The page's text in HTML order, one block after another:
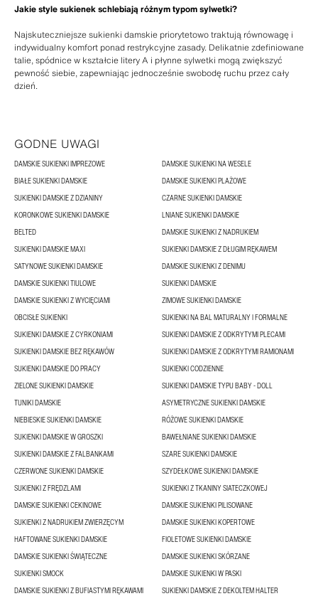
Jakie style sukienek schlebiają różnym typom sylwetki?
Najskuteczniejsze sukienki damskie priorytetowo traktują równowagę i
indywidualny komfort ponad restrykcyjne zasady. Delikatnie zdefiniowane
talie, spódnice w kształcie litery A i płynne sylwetki mogą zwiększyć
pewność siebie, zapewniając jednocześnie swobodę ruchu przez cały
dzień.
GODNE UWAGI
DAMSKIE SUKIENKI IMPREZOWE
DAMSKIE SUKIENKI NA WESELE
BIAŁE SUKIENKI DAMSKIE
DAMSKIE SUKIENKI PLAŻOWE
SUKIENKI DAMSKIE Z DZIANINY
CZARNE SUKIENKI DAMSKIE
KORONKOWE SUKIENKI DAMSKIE
LNIANE SUKIENKI DAMSKIE
BELTED
DAMSKIE SUKIENKI Z NADRUKIEM
SUKIENKI DAMSKIE MAXI
SUKIENKI DAMSKIE Z DŁUGIM RĘKAWEM
SATYNOWE SUKIENKI DAMSKIE
DAMSKIE SUKIENKI Z DENIMU
DAMSKIE SUKIENKI TIULOWE
SUKIENKI DAMSKIE
DAMSKIE SUKIENKI Z WYCIĘCIAMI
ZIMOWE SUKIENKI DAMSKIE
OBCISŁE SUKIENKI
SUKIENKI NA BAL MATURALNY I FORMALNE
SUKIENKI DAMSKIE Z CYRKONIAMI
SUKIENKI DAMSKIE Z ODKRYTYMI PLECAMI
SUKIENKI DAMSKIE BEZ RĘKAWÓW
SUKIENKI DAMSKIE Z ODKRYTYMI RAMIONAMI
SUKIENKI DAMSKIE DO PRACY
SUKIENKI CODZIENNE
ZIELONE SUKIENKI DAMSKIE
SUKIENKI DAMSKIE TYPU BABY - DOLL
TUNIKI DAMSKIE
ASYMETRYCZNE SUKIENKI DAMSKIE
NIEBIESKIE SUKIENKI DAMSKIE
RÓŻOWE SUKIENKI DAMSKIE
SUKIENKI DAMSKIE W GROSZKI
BAWEŁNIANE SUKIENKI DAMSKIE
SUKIENKI DAMSKIE Z FALBANKAMI
SZARE SUKIENKI DAMSKIE
CZERWONE SUKIENKI DAMSKIE
SZYDEŁKOWE SUKIENKI DAMSKIE
SUKIENKI Z FRĘDZLAMI
SUKIENKI Z TKANINY SIATECZKOWEJ
DAMSKIE SUKIENKI CEKINOWE
DAMSKIE SUKIENKI PILISOWANE
SUKIENKI Z NADRUKIEM ZWIERZĘCYM
DAMSKIE SUKIENKI KOPERTOWE
HAFTOWANE SUKIENKI DAMSKIE
FIOLETOWE SUKIENKI DAMSKIE
DAMSKIE SUKIENKI ŚWIĄTECZNE
DAMSKIE SUKIENKI SKÓRZANE
SUKIENKI SMOCK
DAMSKIE SUKIENKI W PASKI
DAMSKIE SUKIENKI Z BUFIASTYMI RĘKAWAMI
SUKIENKI DAMSKIE Z DEKOLTEM HALTER